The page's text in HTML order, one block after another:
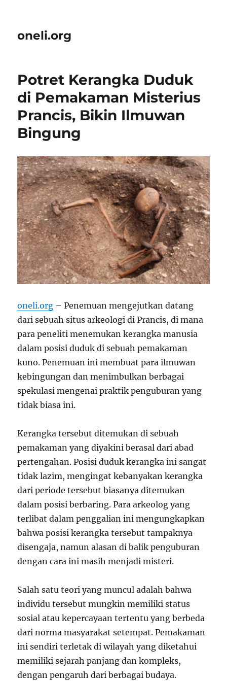
oneli.org
Potret Kerangka Duduk
di Pemakaman Misterius
Prancis, Bikin Ilmuwan
Bingung
oneli.org – Penemuan mengejutkan datang
dari sebuah situs arkeologi di Prancis, di mana
para peneliti menemukan kerangka manusia
dalam posisi duduk di sebuah pemakaman
kuno. Penemuan ini membuat para ilmuwan
kebingungan dan menimbulkan berbagai
spekulasi mengenai praktik penguburan yang
tidak biasa ini.
Kerangka tersebut ditemukan di sebuah
pemakaman yang diyakini berasal dari abad
pertengahan. Posisi duduk kerangka ini sangat
tidak lazim, mengingat kebanyakan kerangka
dari periode tersebut biasanya ditemukan
dalam posisi berbaring. Para arkeolog yang
terlibat dalam penggalian ini mengungkapkan
bahwa posisi kerangka tersebut tampaknya
disengaja, namun alasan di balik penguburan
dengan cara ini masih menjadi misteri.
Salah satu teori yang muncul adalah bahwa
individu tersebut mungkin memiliki status
sosial atau kepercayaan tertentu yang berbeda
dari norma masyarakat setempat. Pemakaman
ini sendiri terletak di wilayah yang diketahui
memiliki sejarah panjang dan kompleks,
dengan pengaruh dari berbagai budaya.